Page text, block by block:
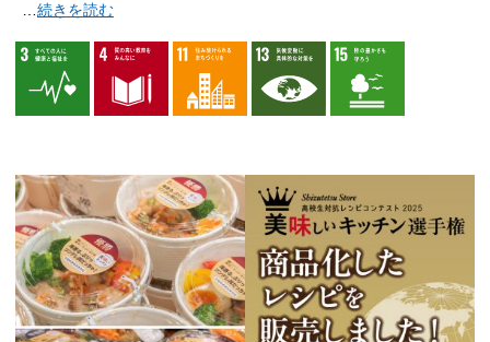
続きを読む